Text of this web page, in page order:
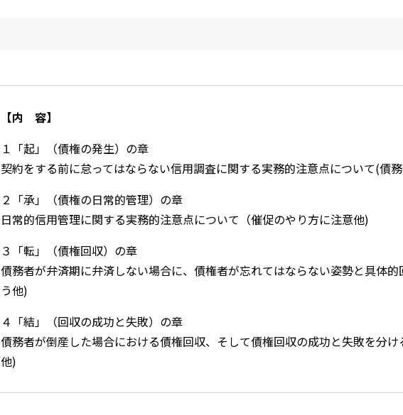
【内 容】
１「起」（債権の発生）の章
契約をする前に怠ってはならない信用調査に関する実務的注意点について(債
２「承」（債権の日常的管理）の章
日常的信用管理に関する実務的注意点について（催促のやり方に注意他)
３「転」（債権回収）の章
債務者が弁済期に弁済しない場合に、債権者が忘れてはならない姿勢と具体
う他)
４「結」（回収の成功と失敗）の章
債務者が倒産した場合における債権回収、そして債権回収の成功と失敗を分
他)